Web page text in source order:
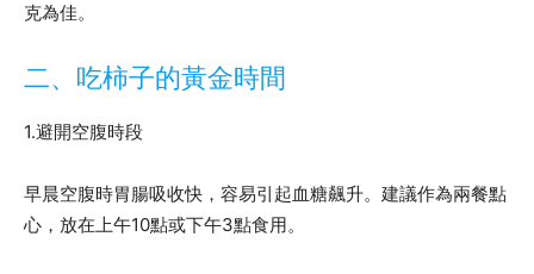
克為佳。
二、吃柿子的黃金時間
1.避開空腹時段
早晨空腹時胃腸吸收快，容易引起血糖飆升。建議作為兩餐點
心，放在上午10點或下午3點食用。